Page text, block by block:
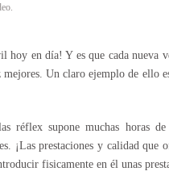
.
hoy en día! Y es que cada nueva
mejores. Un claro ejemplo de ello
réflex supone muchas horas
¡Las prestaciones y calidad
fisicamente en él unas